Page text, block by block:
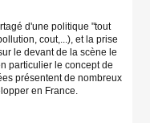
d'une politique "tout
cout,...), et la prise
le devant de la scène le
particulier le concept de
présentent de nombreux
en France.